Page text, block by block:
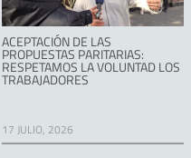
ACEPTACIÓN DE LAS
PROPUESTAS PARITARIAS:
RESPETAMOS LA VOLUNTAD LOS
TRABAJADORES
17 JULIO, 2026